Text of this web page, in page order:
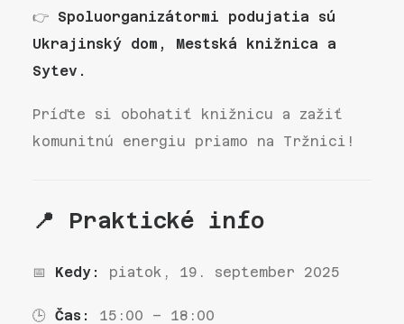
👉 Spoluorganizátormi podujatia sú
Ukrajinský dom, Mestská knižnica a
Sytev.
Príďte si obohatiť knižnicu a zažiť
komunitnú energiu priamo na Tržnici!
📍 Praktické info
📅 Kedy: piatok, 19. september 2025
🕒 Čas: 15:00 – 18:00